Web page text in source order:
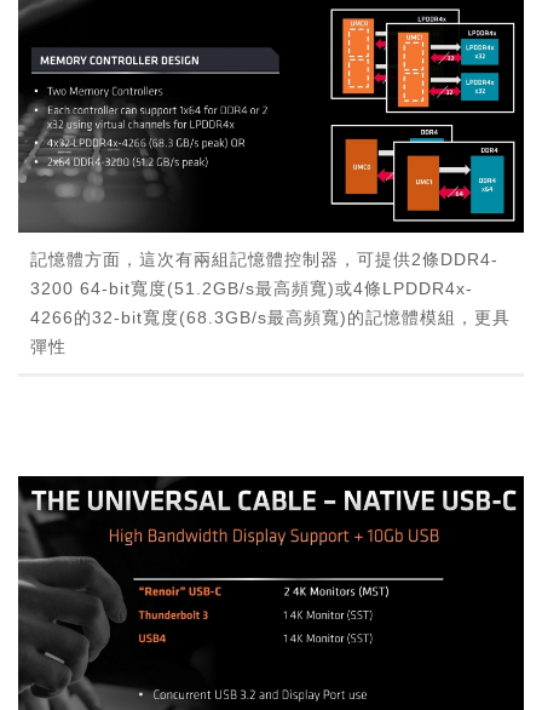
記憶體方面，這次有兩組記憶體控制器，可提供2條DDR4-
3200 64-bit寬度(51.2GB/s最高頻寬)或4條LPDDR4x-
4266的32-bit寬度(68.3GB/s最高頻寬)的記憶體模組，更具
彈性